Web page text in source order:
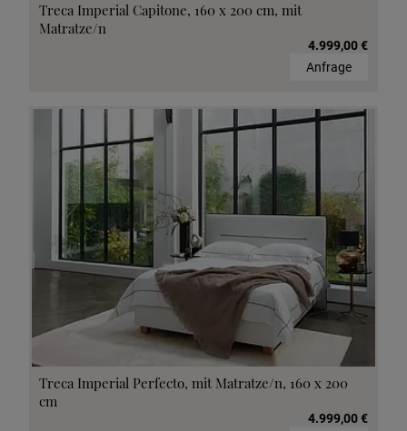
Treca Imperial Capitone, 160 x 200 cm, mit
Matratze/n
4.999,00 €
Anfrage
Treca Imperial Perfecto, mit Matratze/n, 160 x 200
cm
4.999,00 €